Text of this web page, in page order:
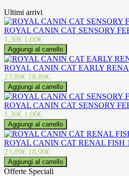
Ultimi arrivi
ROYAL CANIN CAT SENSORY
1,30€ 1,00€
ROYAL CANIN CAT EARLY
23,89€ 18,89€
ROYAL CANIN CAT SENSORY
1,30€ 1,00€
ROYAL CANIN CAT RENAL FISH
23,89€ 18,99€
Offerte Speciali